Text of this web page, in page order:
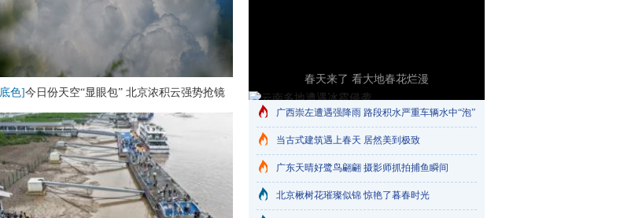
色]今日份天空“显眼包” 北京浓积云强势抢镜
春天来了 看大地春花烂漫
广西崇左遭遇强降雨 路段积水严重车辆水中“泡”​
当古式建筑遇上春天 居然美到极致
广东天晴好鹭鸟翩翩 摄影师抓拍捕鱼瞬间
北京楸树花璀璨似锦 惊艳了暮春时光